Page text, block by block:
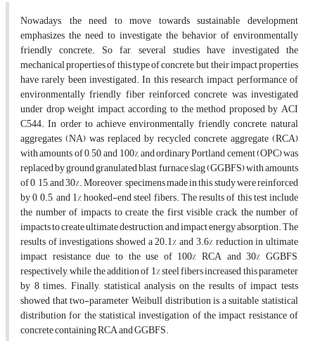
Nowadays, the need to move towards sustainable development
emphasizes the need to investigate the behavior of environmentally
friendly concrete. So far, several studies have investigated the
mechanical properties of this type of concrete, but their impact properties
have rarely been investigated. In this research, impact performance of
environmentally friendly fiber reinforced concrete was investigated
under drop weight impact, according to the method proposed by ACI
C544. In order to achieve environmentally friendly concrete, natural
aggregates (NA) was replaced by recycled concrete aggregate (RCA)
with amounts of 0, 50, and 100%, and ordinary Portland cement (OPC) was
replaced by ground granulated blast furnace slag (GGBFS) with amounts
of 0, 15, and 30%. Moreover, specimens made in this study were reinforced
by 0, 0.5, and 1% hooked-end steel fibers. The results of this test include
the number of impacts to create the first visible crack, the number of
impacts to create ultimate destruction, and impact energy absorption. The
results of investigations showed a 20.1% and 3.6% reduction in ultimate
impact resistance due to the use of 100% RCA and 30% GGBFS,
respectively, while the addition of 1% steel fibers increased this parameter
by 8 times. Finally, statistical analysis on the results of impact tests
showed that two-parameter Weibull distribution is a suitable statistical
distribution for the statistical investigation of the impact resistance of
concrete containing RCA and GGBFS.